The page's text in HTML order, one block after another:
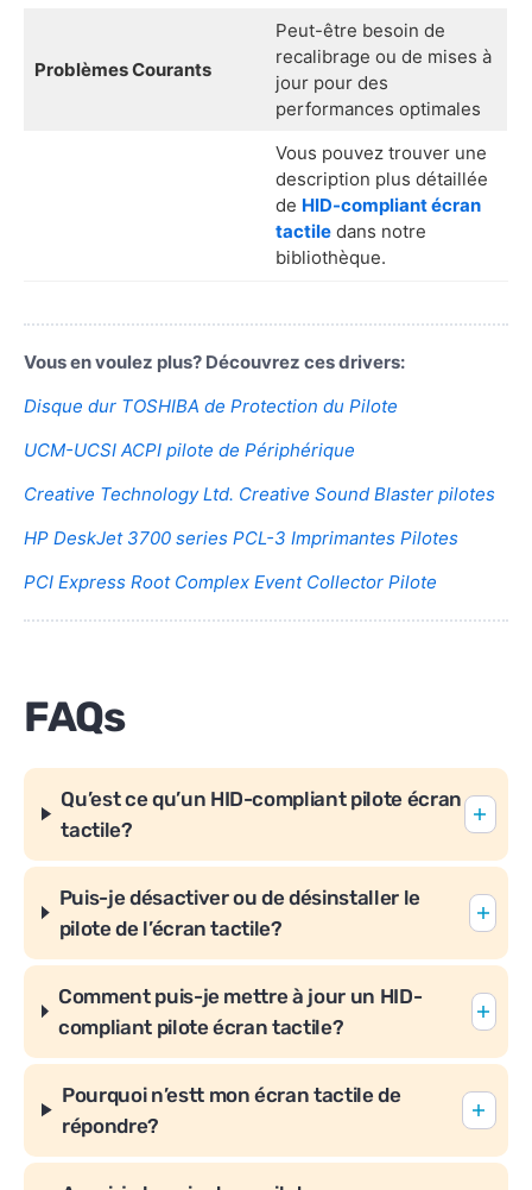
Problèmes Courants
Peut-être besoin de
recalibrage ou de mises à
jour pour des
performances optimales
Vous pouvez trouver une
description plus détaillée
de HID-compliant écran
tactiledans notre
bibliothèque.
Vous en voulez plus? Découvrez ces drivers:
Disque dur TOSHIBA de Protection du Pilote
UCM-UCSI ACPI pilote de Périphérique
Creative Technology Ltd. Creative Sound Blaster pilotes
HP DeskJet 3700 series PCL-3 Imprimantes Pilotes
PCI Express Root Complex Event Collector Pilote
FAQs
Qu’est ce qu’un HID-compliant pilote écran
tactile?
Puis-je désactiver ou de désinstaller le
pilote de l’écran tactile?
Comment puis-je mettre à jour un HID-
compliant pilote écran tactile?
Pourquoi n’estt mon écran tactile de
répondre?